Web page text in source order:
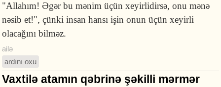
"Allahım! Əgər bu mənim üçün xeyirlidirsə, onu mənə
nəsib et!", çünki insan hansı işin onun üçün xeyirli
olacağını bilməz.
ailə
ardını oxu
Vaxtilə atamın qəbrinə şəkilli mərmər